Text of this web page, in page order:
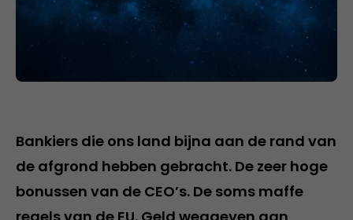
Bankiers die ons land bijna aan de rand van
de afgrond hebben gebracht. De zeer hoge
bonussen van de CEO’s. De soms maffe